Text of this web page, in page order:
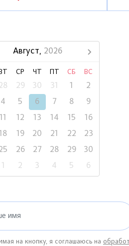
Август, 2026
СР ЧТ ПТ СБ ВС
29 30 31 1
2
4 5 6 7 8
9
11 12 13 14 15
16
19 20 21 22
23
26 27 28 29
30
1 2 3 4 5 6
имя
на кнопку, я соглашаюсь на